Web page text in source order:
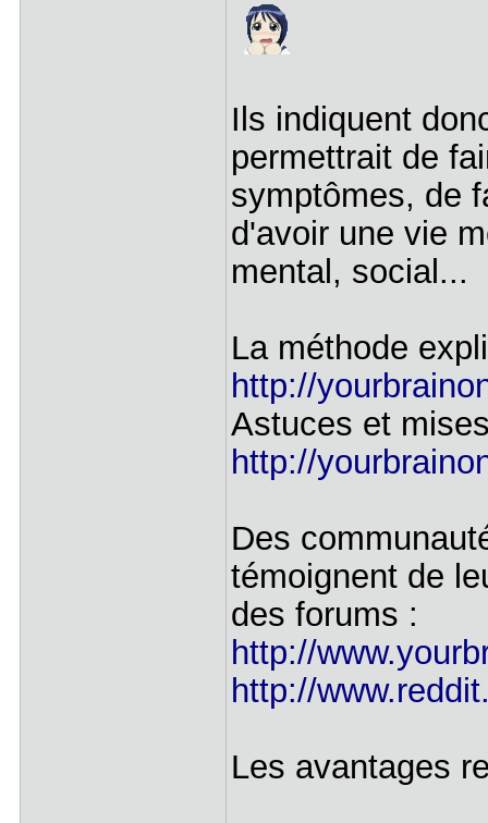
Ils indiquent
permettrait de
symptômes, de
d'avoir une vie
mental, social...
La méthode
http://
Astuces et
http://
Des
témoignent de
des forums :
http://
http://
Les avantages